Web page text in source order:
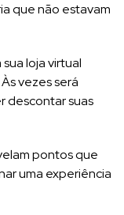
que não estavam
loja virtual
vezes será
descontar suas
pontos que
uma experiência